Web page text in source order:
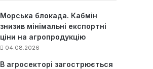
Морська блокада. Кабмін
знизив мінімальні експортні
ціни на агропродукцію
04.08.2026
В агросекторі загострюється